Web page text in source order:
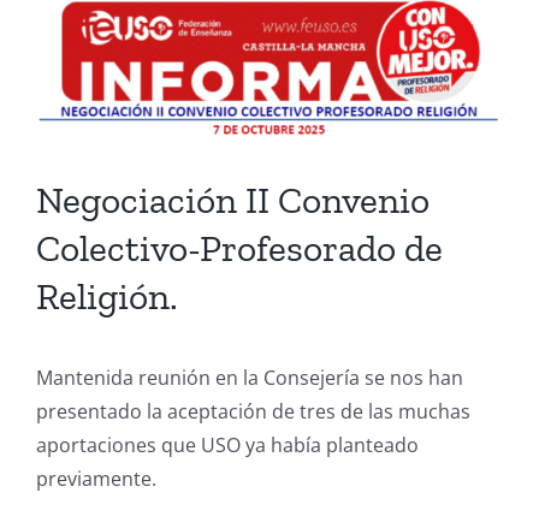
View
Larger
Image
Negociación II Convenio
Colectivo-Profesorado de
Religión.
Mantenida reunión en la Consejería se nos han
presentado la aceptación de tres de las muchas
aportaciones que USO ya había planteado
previamente.